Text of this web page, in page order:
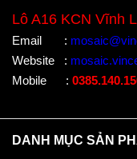
Lô A16 KCN Vĩnh
Email :
Website
:
Mobile
:
DANH MỤC SẢN